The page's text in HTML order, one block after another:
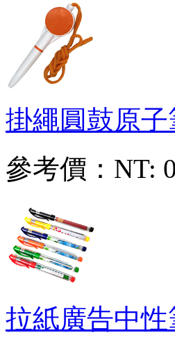
掛繩圓鼓原子
參考價： NT:
拉紙廣告中性